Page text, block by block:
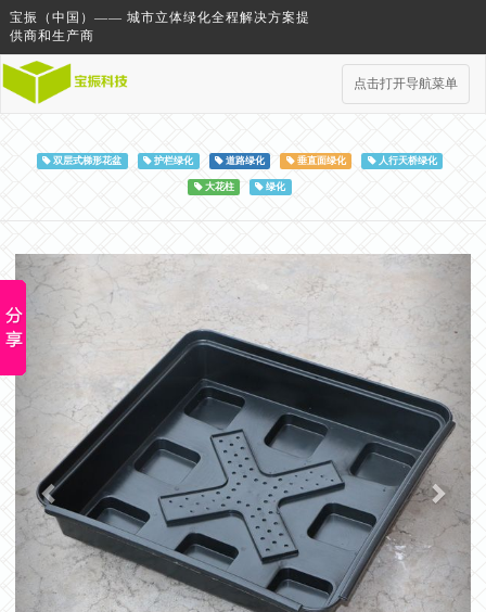
宝振（中国）—— 城市立体绿化全程解决方案提
供商和生产商
点击打开导航菜单
双层式梯形花盆 护栏绿化 道路绿化 垂直面绿化 人行天桥绿化
大花柱 绿化
Previous Next